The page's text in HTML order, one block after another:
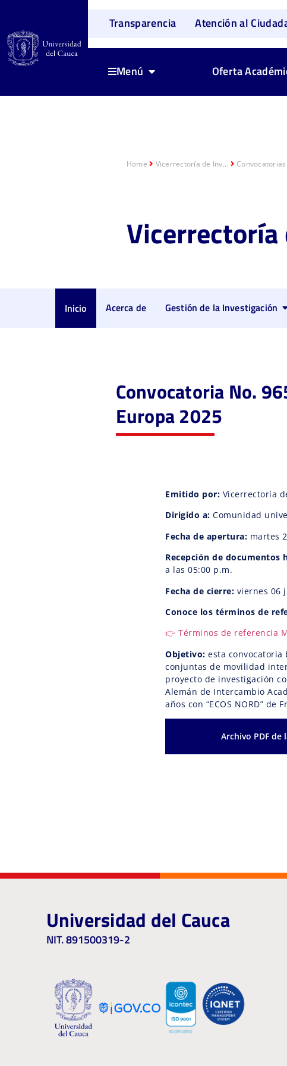
Transparencia Atención al
Menú Oferta
Home Vicerrectoría de Inv...
Vicerrectoría
Inicio Acerca de Gestión de la Investigación
Convocatoria No.
Europa 2025​
Emitido por: Vicerrectoría
Dirigido a: Comunidad
Fecha de apertura: martes
Recepción de documentos
a las 05:00 p.m.
Fecha de cierre: viernes 06
Conoce los términos de
👉 Términos de referencia
Objetivo: esta convocatoria
conjuntas de movilidad
proyecto de investigación
Alemán de Intercambio
años con “ECOS NORD” de
Archivo PDF de
Universidad del Cauca
NIT. 891500319-2